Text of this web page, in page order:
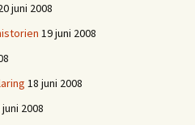
juni 2008
19 juni 2008
18 juni 2008
juni 2008